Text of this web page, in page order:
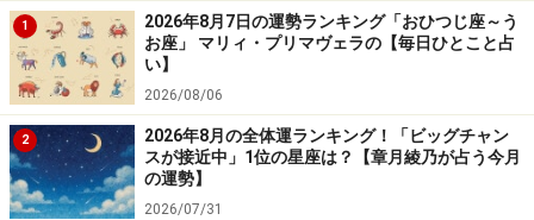
4位：みずがめ座（1月20日～2月18日生ま
れ）
金運アップで資産が増えそう。
運用のタイミングは、あなたの感覚を大事にしましょ
う。
1
2026年8月7日の運勢ランキング「おひつじ座～う
お座」 マリィ・プリマヴェラの【毎日ひとこと占
い】
2026/08/06
2
2026年8月の全体運ランキング！「ビッグチャン
スが接近中」1位の星座は？【章月綾乃が占う今月
の運勢】
2026/07/31